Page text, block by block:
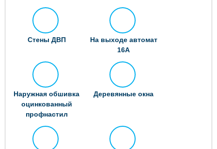
Стены ДВП
На выходе автомат
16А
Наружная обшивка
оцинкованный
профнастил
Деревянные окна